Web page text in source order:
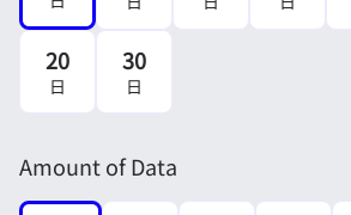
20
日
30
日
Amount of Data